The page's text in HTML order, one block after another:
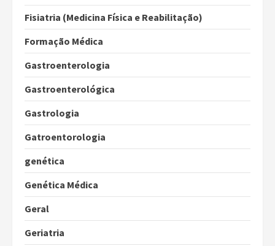
Fisiatria (Medicina Física e Reabilitação)
Formação Médica
Gastroenterologia
Gastroenterológica
Gastrologia
Gatroentorologia
genética
Genética Médica
Geral
Geriatria